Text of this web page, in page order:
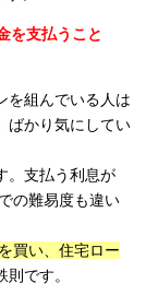
を支払うこと
を組んでいる人は
ばかり気にしてい
。支払う利息が
の難易度も違い
買い、住宅ロー
則です。